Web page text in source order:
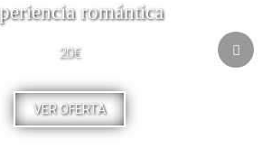
romántica
20€
VER OFERTA